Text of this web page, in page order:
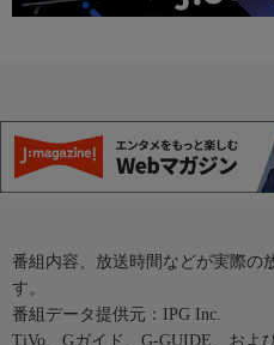
番組内容、放送時間などが実際の
す。
番組データ提供元：IPG Inc.
TiVo、Gガイド、G-GUIDE、およ